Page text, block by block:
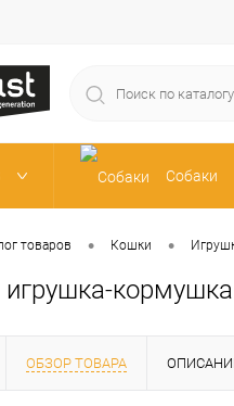
Собаки
Рыбки
товаров • Кошки •
игрушка-
ОБЗОР ТОВАРА